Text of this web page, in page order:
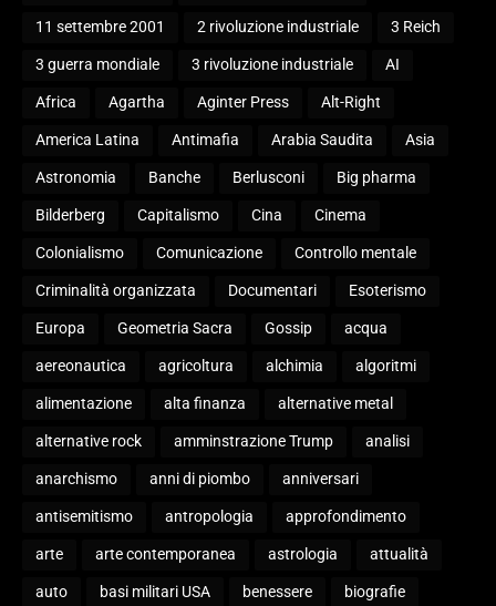
11 settembre 2001 2 rivoluzione industriale 3 Reich
3 guerra mondiale 3 rivoluzione industriale AI
Africa Agartha Aginter Press Alt-Right
America Latina Antimafia Arabia Saudita Asia
Astronomia Banche Berlusconi Big pharma
Bilderberg Capitalismo Cina Cinema
Colonialismo Comunicazione Controllo mentale
Criminalità organizzata Documentari Esoterismo
Europa Geometria Sacra Gossip acqua
aereonautica agricoltura alchimia algoritmi
alimentazione alta finanza alternative metal
alternative rock amminstrazione Trump analisi
anarchismo anni di piombo anniversari
antisemitismo antropologia approfondimento
arte arte contemporanea astrologia attualità
auto basi militari USA benessere biografie